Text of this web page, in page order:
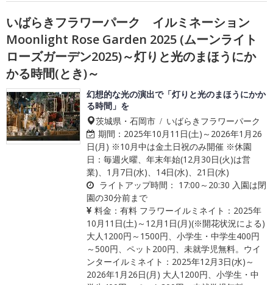
いばらきフラワーパーク イルミネーション
Moonlight Rose Garden 2025 (ムーンライト
ローズガーデン2025)～灯りと光のまほうにか
かる時間(とき)～
幻想的な光の演出で「灯りと光のまほうにかか
る時間」を
茨城県・石岡市 / いばらきフラワーパーク
期間： 2025年10月11日(土)～2026年1月26
日(月) ※10月中は金土日祝のみ開催 ※休園
日：毎週火曜、年末年始(12月30日(火)は営
業)、1月7日(水)、14日(水)、21日(水)
ライトアップ時間： 17:00～20:30 入園は閉
園の30分前まで
料金： 有料 フラワーイルミネイト：2025年
10月11日(土)～12月1日(月)(※開花状況による)
大人1200円～1500円、小学生・中学生400円
～500円、ペット200円、未就学児無料。ウイ
ンターイルミネイト：2025年12月3日(水)～
2026年1月26日(月) 大人1200円、小学生・中